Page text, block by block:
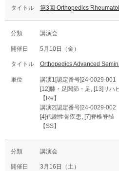
第3回 Orthopedics
講演会
5月10日（金）
Orthopedics Advanced
講演1[認定番号]24-0029-001
[12]膝・足関節・足, [13]リハ
【Re】
講演2[認定番号]24-0029-002
[4]代謝性骨疾患, [7]脊椎脊髄
【SS】
講演会
3月16日（土）